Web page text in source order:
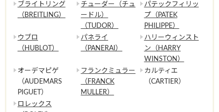
ブライトリング
（BREITLING）
チューダー（チュ
ードル）
（TUDOR）
パテックフィリッ
プ（PATEK
PHILIPPE）
ウブロ
（HUBLOT）
パネライ
（PANERAI）
ハリーウィンスト
ン（HARRY
WINSTON）
オーデマピゲ
（AUDEMARS
PIGUET）
フランクミュラー
（FRANCK
MULLER）
カルティエ
（CARTIER）
ロレックス